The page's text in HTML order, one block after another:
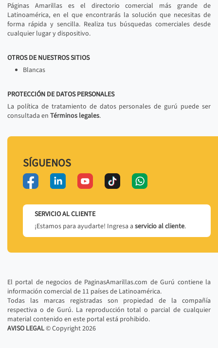
Páginas Amarillas es el directorio comercial más grande de
Latinoamérica, en el que encontrarás la solución que necesitas de
forma rápida y sencilla. Realiza tus búsquedas comerciales desde
cualquier lugar y dispositivo.
OTROS DE NUESTROS SITIOS
Blancas
PROTECCIÓN DE DATOS PERSONALES
La política de tratamiento de datos personales de gurú puede ser
consultada en Términos legales.
SÍGUENOS
SERVICIO AL CLIENTE
¡Estamos para ayudarte! Ingresa a servicio al cliente.
El portal de negocios de PaginasAmarillas.com de Gurú contiene la
información comercial de 11 países de Latinoamérica.
Todas las marcas registradas son propiedad de la compañía
respectiva o de Gurú. La reproducción total o parcial de cualquier
material contenido en este portal está prohibido.
AVISO LEGAL© Copyright2026